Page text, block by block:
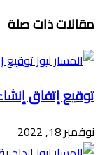
عبر
البريد
مقالات ذات صلة
توقيع إتفاق إنشاء
نوفمبر 18, 2022